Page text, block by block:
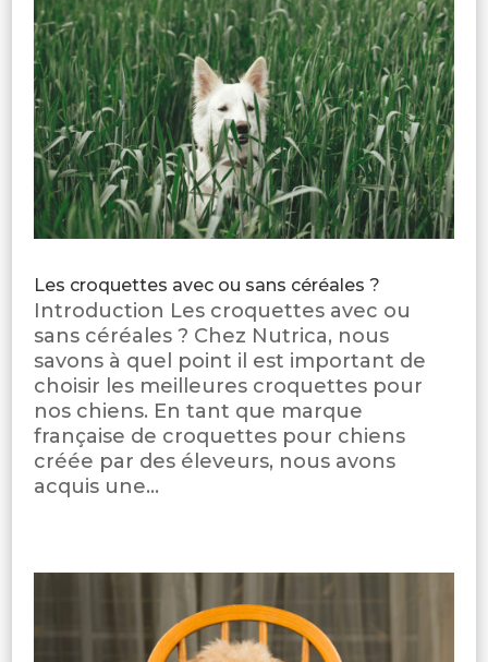
Les croquettes avec ou sans céréales ?
Introduction Les croquettes avec ou
sans céréales ? Chez Nutrica, nous
savons à quel point il est important de
choisir les meilleures croquettes pour
nos chiens. En tant que marque
française de croquettes pour chiens
créée par des éleveurs, nous avons
acquis une...